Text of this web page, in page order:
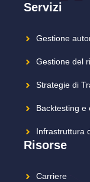
Servizi
Gestione
Gestione del
Strategie di
Backtesting e
Infrastruttura
Risorse
Carriere